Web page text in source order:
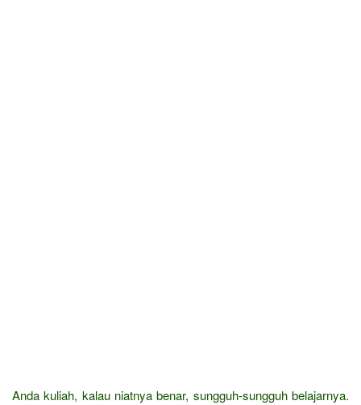
Anda kuliah, kalau niatnya benar, sungguh-sungguh belajarnya.